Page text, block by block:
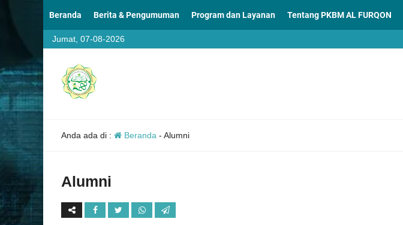
Beranda Berita & Pengumuman Program dan Layanan Tentang PKBM AL FURQON
Jumat, 07-08-2026
Anda ada di : Beranda - Alumni
Alumni